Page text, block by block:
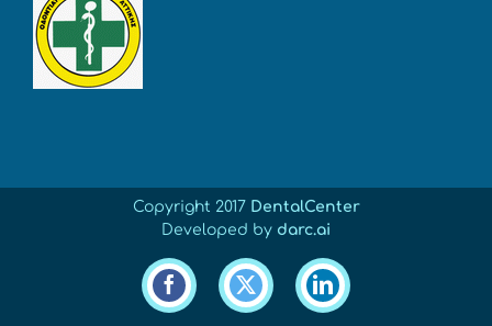
Copyright 2017 DentalCenter
Developed by darc.ai
Facebook X LinkedIn